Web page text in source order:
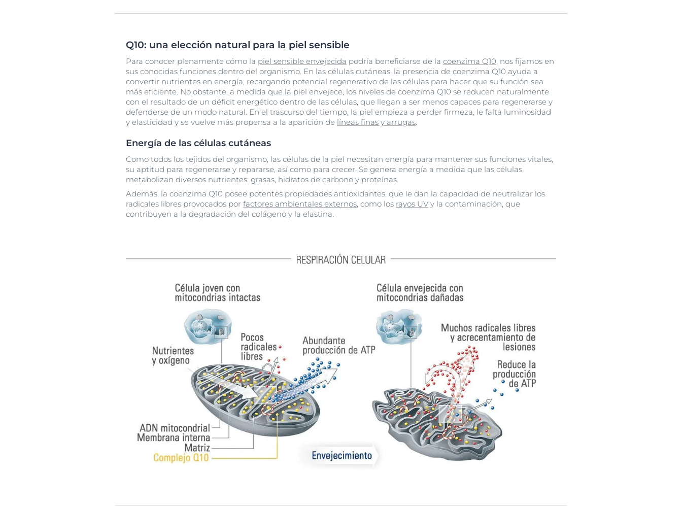
Q10: una elección natural para la piel sensible
Para conocer plenamente cómo la piel sensible envejecida podría beneficiarse de la coenzima Q10, nos fijamos en
sus conocidas funciones dentro del organismo. En las células cutáneas, la presencia de coenzima Q10 ayuda a
convertir nutrientes en energía, recargando potencial regenerativo de las células para hacer que su función sea
más eficiente. No obstante, a medida que la piel envejece, los niveles de coenzima Q10 se reducen naturalmente
con el resultado de un déficit energético dentro de las células, que llegan a ser menos capaces para regenerarse y
defenderse de un modo natural. En el trascurso del tiempo, la piel empieza a perder firmeza, le falta luminosidad
y elasticidad y se vuelve más propensa a la aparición de líneas finas y arrugas.
Energía de las células cutáneas
Como todos los tejidos del organismo, las células de la piel necesitan energía para mantener sus funciones vitales,
su aptitud para regenerarse y repararse, así como para crecer. Se genera energía a medida que las células
metabolizan diversos nutrientes: grasas, hidratos de carbono y proteínas.
Además, la coenzima Q10 posee potentes propiedades antioxidantes, que le dan la capacidad de neutralizar los
radicales libres provocados por factores ambientales externos, como los rayos UV y la contaminación, que
contribuyen a la degradación del colágeno y la elastina.